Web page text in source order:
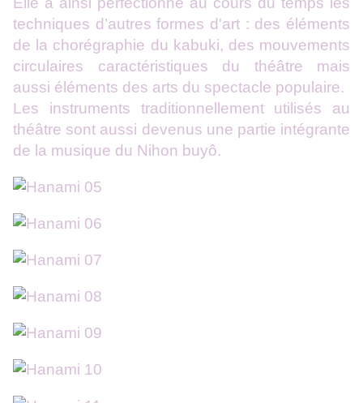
techniques d’autres formes d'art : des éléments
de la chorégraphie du kabuki, des mouvements
circulaires caractéristiques du théâtre mais
aussi éléments des arts du spectacle populaire.
Les instruments traditionnellement utilisés au
théâtre sont aussi devenus une partie intégrante
de la musique du Nihon buyô.